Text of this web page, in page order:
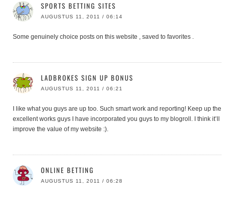
SPORTS BETTING SITES
AUGUSTUS 11, 2011 / 06:14
Some genuinely choice posts on this website , saved to favorites .
LADBROKES SIGN UP BONUS
AUGUSTUS 11, 2011 / 06:21
I like what you guys are up too. Such smart work and reporting! Keep up the
excellent works guys I have incorporated you guys to my blogroll. I think it’ll
improve the value of my website :).
ONLINE BETTING
AUGUSTUS 11, 2011 / 06:28